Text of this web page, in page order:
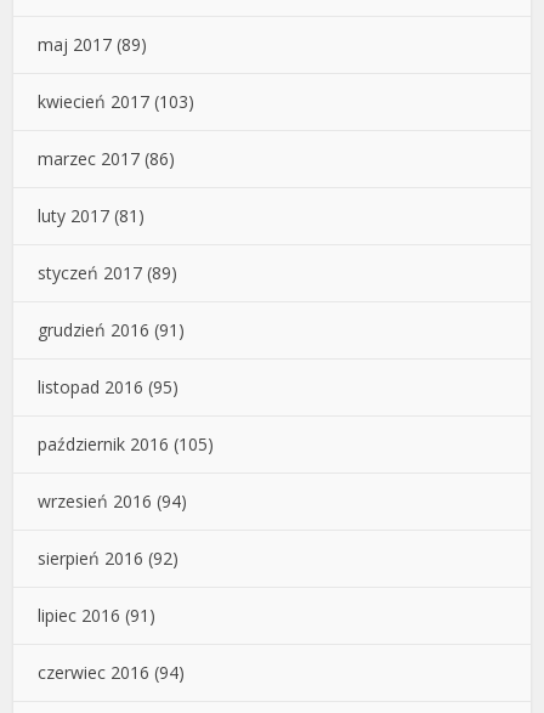
maj 2017 (89)
kwiecień 2017 (103)
marzec 2017 (86)
luty 2017 (81)
styczeń 2017 (89)
grudzień 2016 (91)
listopad 2016 (95)
październik 2016 (105)
wrzesień 2016 (94)
sierpień 2016 (92)
lipiec 2016 (91)
czerwiec 2016 (94)